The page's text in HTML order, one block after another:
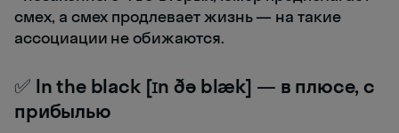
смех, а смех продлевает жизнь — на такие
ассоциации не обижаются.
✅ In the black [ɪn ðə blæk] — в плюсе, с
прибылью